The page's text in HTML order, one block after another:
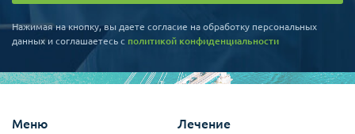
Нажимая на кнопку, вы даете согласие на обработку персональных
данных и соглашаетесь c политикой конфиденциальности
Меню Лечение